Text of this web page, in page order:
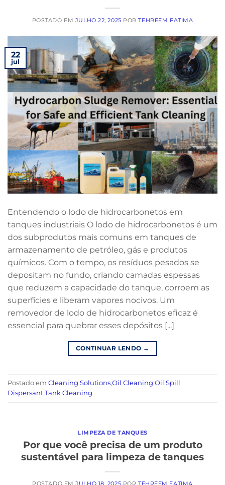
POSTADO EM JULHO 22, 2025 PORTEHREEM FATIMA
22
jul
Entendendo o lodo de hidrocarbonetos em
tanques industriais O lodo de hidrocarbonetos é um
dos subprodutos mais comuns em tanques de
armazenamento de petróleo, gás e produtos
químicos. Com o tempo, os resíduos pesados se
depositam no fundo, criando camadas espessas
que reduzem a capacidade do tanque, corroem as
superfícies e liberam vapores nocivos. Um
removedor de lodo de hidrocarbonetos eficaz é
essencial para quebrar esses depósitos [...]
CONTINUAR LENDO →
Postado em Cleaning Solutions,Oil Cleaning,Oil Spill
Dispersant,Tank Cleaning
LIMPEZA DE TANQUES
Por que você precisa de um produto
sustentável para limpeza de tanques
POSTADO EMJULHO 18, 2025 POR TEHREEM FATIMA